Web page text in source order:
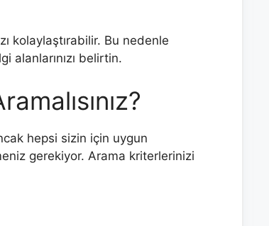
kolaylaştırabilir. Bu nedenle
alanlarınızı belirtin.
hepsi sizin için uygun
gerekiyor. Arama kriterlerinizi